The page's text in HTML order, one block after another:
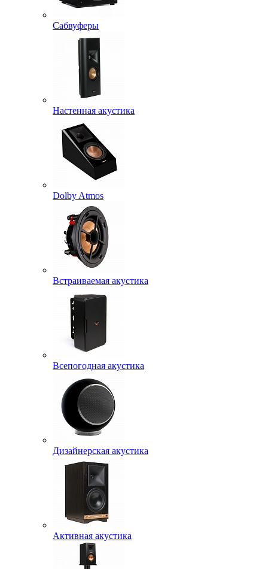
Сабвуферы
Настенная акустика
Dolby Atmos
Встраиваемая акустика
Всепогодная акустика
Дизайнерская акустика
Активная акустика